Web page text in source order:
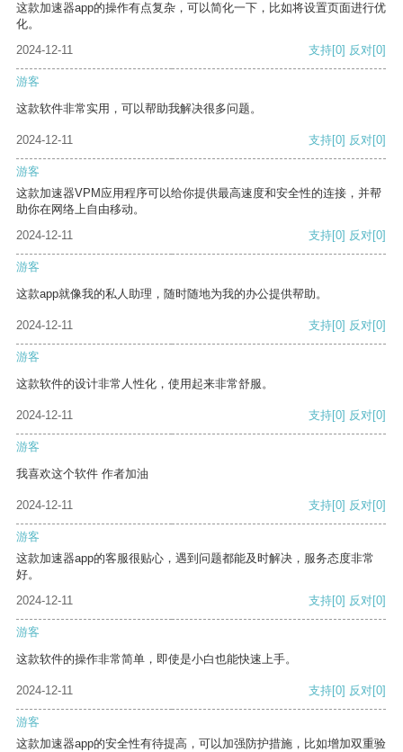
这款加速器app的操作有点复杂，可以简化一下，比如将设置页面进行优
化。
2024-12-11
支持[0] 反对[0]
游客
这款软件非常实用，可以帮助我解决很多问题。
2024-12-11 支持[0] 反对[0]
游客
这款加速器VPM应用程序可以给你提供最高速度和安全性的连接，并帮
助你在网络上自由移动。
2024-12-11
支持[0] 反对[0]
游客
这款app就像我的私人助理，随时随地为我的办公提供帮助。
2024-12-11 支持[0] 反对[0]
游客
这款软件的设计非常人性化，使用起来非常舒服。
2024-12-11 支持[0] 反对[0]
游客
我喜欢这个软件 作者加油
2024-12-11 支持[0] 反对[0]
游客
这款加速器app的客服很贴心，遇到问题都能及时解决，服务态度非常
好。
2024-12-11
支持[0] 反对[0]
游客
这款软件的操作非常简单，即使是小白也能快速上手。
2024-12-11 支持[0] 反对[0]
游客
这款加速器app的安全性有待提高，可以加强防护措施，比如增加双重验